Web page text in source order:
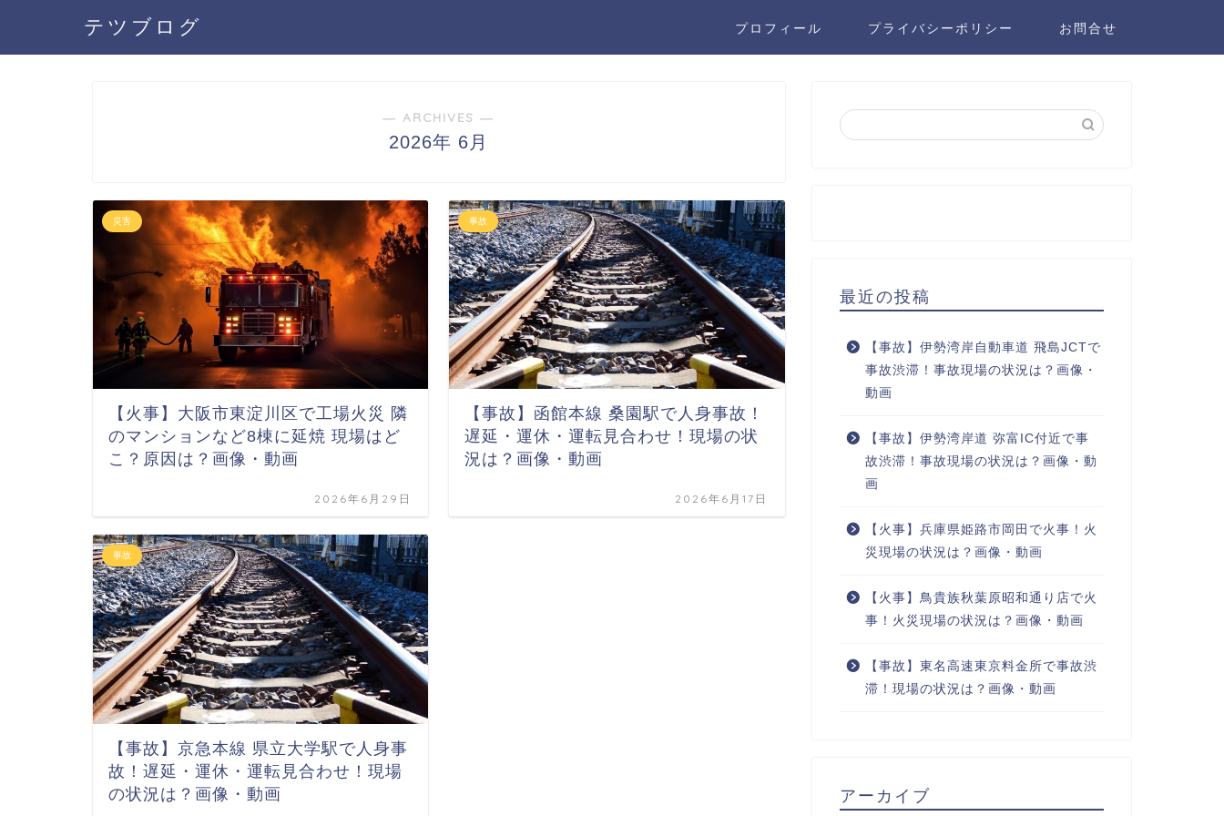
テツブログ プロフィール プライバシーポリシー お問合せ
― ARCHIVES ―
2026年 6月
災害
【火事】大阪市東淀川区で工場火災 隣
のマンションなど8棟に延焼 現場はど
こ？原因は？画像・動画
2026年6月29日
事故
【事故】函館本線 桑園駅で人身事故！
遅延・運休・運転見合わせ！現場の状
況は？画像・動画
2026年6月17日
事故
【事故】京急本線 県立大学駅で人身事
故！遅延・運休・運転見合わせ！現場
の状況は？画像・動画
最近の投稿
【事故】伊勢湾岸自動車道 飛島JCTで
事故渋滞！事故現場の状況は？画像・
動画
【事故】伊勢湾岸道 弥富IC付近で事
故渋滞！事故現場の状況は？画像・動
画
【火事】兵庫県姫路市岡田で火事！火
災現場の状況は？画像・動画
【火事】鳥貴族秋葉原昭和通り店で火
事！火災現場の状況は？画像・動画
【事故】東名高速東京料金所で事故渋
滞！現場の状況は？画像・動画
アーカイブ